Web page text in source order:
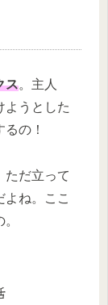
ス。主人
ようとした
の！
ただ立って
ね。ここ